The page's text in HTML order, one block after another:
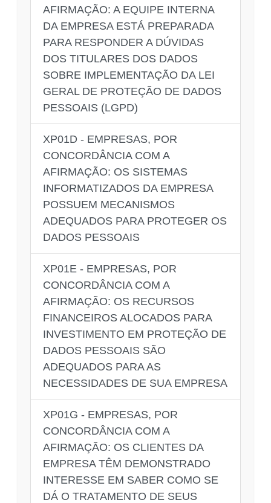
AFIRMAÇÃO: A EQUIPE INTERNA
DA EMPRESA ESTÁ PREPARADA
PARA RESPONDER A DÚVIDAS
DOS TITULARES DOS DADOS
SOBRE IMPLEMENTAÇÃO DA LEI
GERAL DE PROTEÇÃO DE DADOS
PESSOAIS (LGPD)
XP01D - EMPRESAS, POR
CONCORDÂNCIA COM A
AFIRMAÇÃO: OS SISTEMAS
INFORMATIZADOS DA EMPRESA
POSSUEM MECANISMOS
ADEQUADOS PARA PROTEGER OS
DADOS PESSOAIS
XP01E - EMPRESAS, POR
CONCORDÂNCIA COM A
AFIRMAÇÃO: OS RECURSOS
FINANCEIROS ALOCADOS PARA
INVESTIMENTO EM PROTEÇÃO DE
DADOS PESSOAIS SÃO
ADEQUADOS PARA AS
NECESSIDADES DE SUA EMPRESA
XP01G - EMPRESAS, POR
CONCORDÂNCIA COM A
AFIRMAÇÃO: OS CLIENTES DA
EMPRESA TÊM DEMONSTRADO
INTERESSE EM SABER COMO SE
DÁ O TRATAMENTO DE SEUS